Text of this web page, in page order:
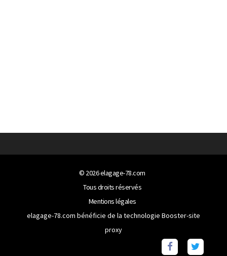
© 2026elagage-78.com
Tous droits réservés
Mentions légales
elagage-78.com bénéficie de la technologie Booster-site
proxy